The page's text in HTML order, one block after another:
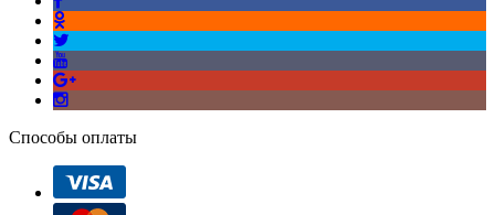
Способы оплаты